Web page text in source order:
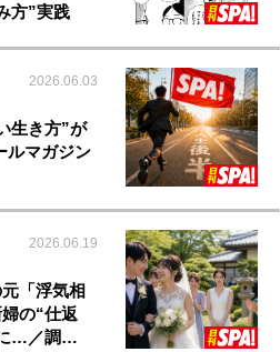
方”実践
2026.06.03
生き方”が
ルマガジン
2026.06.19
「浮気相
の“仕返
…／調…